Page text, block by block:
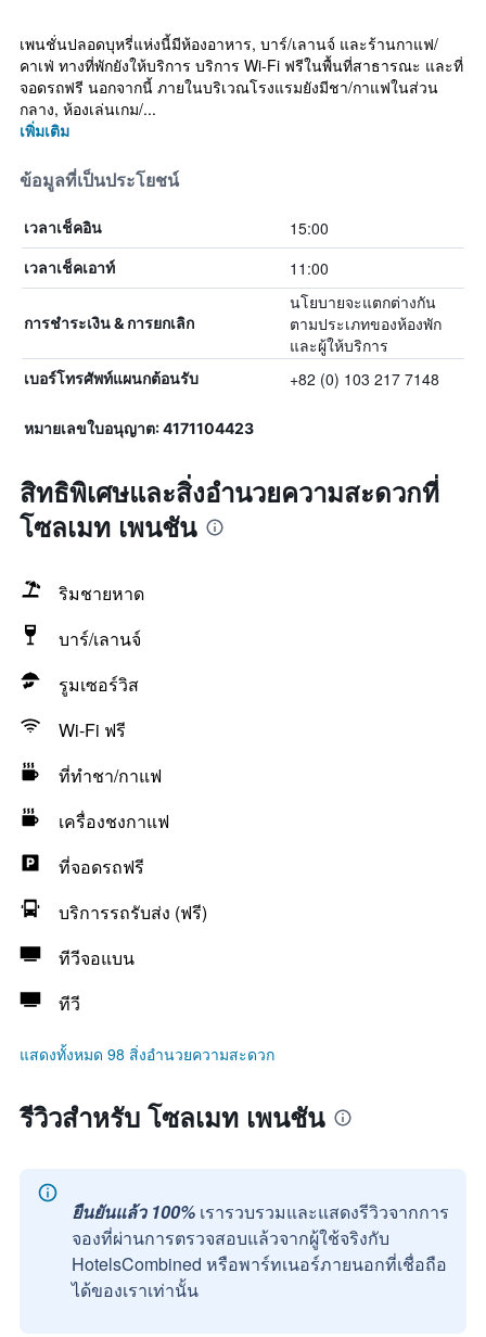
เพนชั่นปลอดบุหรี่แห่งนี้มีห้องอาหาร, บาร์/เลานจ์ และร้านกาแฟ/
คาเฟ่ ทางที่พักยังให้บริการ บริการ Wi-Fi ฟรีในพื้นที่สาธารณะ และที่
จอดรถฟรี นอกจากนี้ ภายในบริเวณโรงแรมยังมีชา/กาแฟในส่วน
กลาง, ห้องเล่นเกม/...
เพิ่มเติม
ข้อมูลที่เป็นประโยชน์
เวลาเช็คอิน 15:00
เวลาเช็คเอาท์ 11:00
การชำระเงิน & การยกเลิก
นโยบายจะแตกต่างกัน
ตามประเภทของห้องพัก
และผู้ให้บริการ
เบอร์โทรศัพท์แผนกต้อนรับ +82 (0) 103 217 7148
หมายเลขใบอนุญาต: 4171104423
สิทธิพิเศษและสิ่งอำนวยความสะดวกที่
โซลเมท เพนชัน
ริมชายหาด
บาร์/เลานจ์
รูมเซอร์วิส
Wi-Fi ฟรี
ที่ทำชา/กาแฟ
เครื่องชงกาแฟ
ที่จอดรถฟรี
บริการรถรับส่ง (ฟรี)
ทีวีจอแบน
ทีวี
แสดงทั้งหมด 98 สิ่งอำนวยความสะดวก
รีวิวสำหรับ โซลเมท เพนชัน
ยืนยันแล้ว 100% เรารวบรวมและแสดงรีวิวจากการ
จองที่ผ่านการตรวจสอบแล้วจากผู้ใช้จริงกับ
HotelsCombined หรือพาร์ทเนอร์ภายนอกที่เชื่อถือ
ได้ของเราเท่านั้น